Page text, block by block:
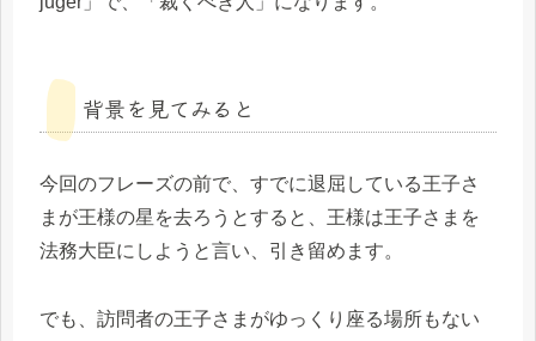
背景を見てみると
今回のフレーズの前で、すでに退屈している王子さ
まが王様の星を去ろうとすると、王様は王子さまを
法務大臣にしようと言い、引き留めます。
でも、訪問者の王子さまがゆっくり座る場所もない